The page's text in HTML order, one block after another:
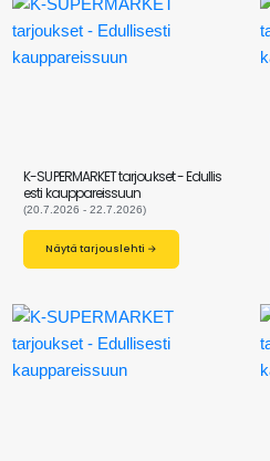
K-SUPERMARKET tarjoukset - Edullis
esti kauppareissuun
(20.7.2026 - 22.7.2026)
Näytä tarjouslehti →